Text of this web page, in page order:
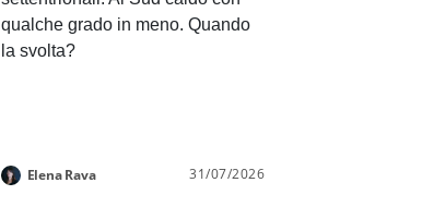
qualche grado in meno. Quando
la svolta?
Elena Rava 31/07/2026